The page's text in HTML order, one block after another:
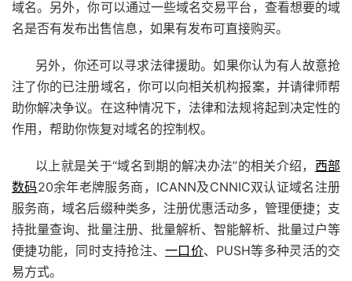
域名。另外，你可以通过一些域名交易平台，查看想要的域
名是否有发布出售信息，如果有发布可直接购买。
另外，你还可以寻求法律援助。如果你认为有人故意抢
注了你的已注册域名，你可以向相关机构报案，并请律师帮
助你解决争议。在这种情况下，法律和法规将起到决定性的
作用，帮助你恢复对域名的控制权。
以上就是关于“域名到期的解决办法”的相关介绍， 西部
数码20余年老牌服务商，ICANN及CNNIC双认证域名注册
服务商，域名后缀种类多，注册优惠活动多，管理便捷；支
持批量查询、批量注册、批量解析、智能解析、批量过户等
便捷功能，同时支持抢注、一口价、PUSH等多种灵活的交
易方式。